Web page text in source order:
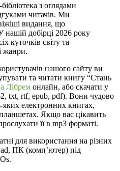
з оглядами
читачів. Ми
видання, що
нашій добірці 2026 року
куточків світу та
жанри.
нашого сайту ви
та читати книгу “Стань
Лібрем онлайн, або скачати у
txt, rtf, epub, pdf). Вони чудово
яких електронних книгах,
Якщо вас цікавить
її в mp3 форматі.
для використання на різних
ПК (комп’ютер) під